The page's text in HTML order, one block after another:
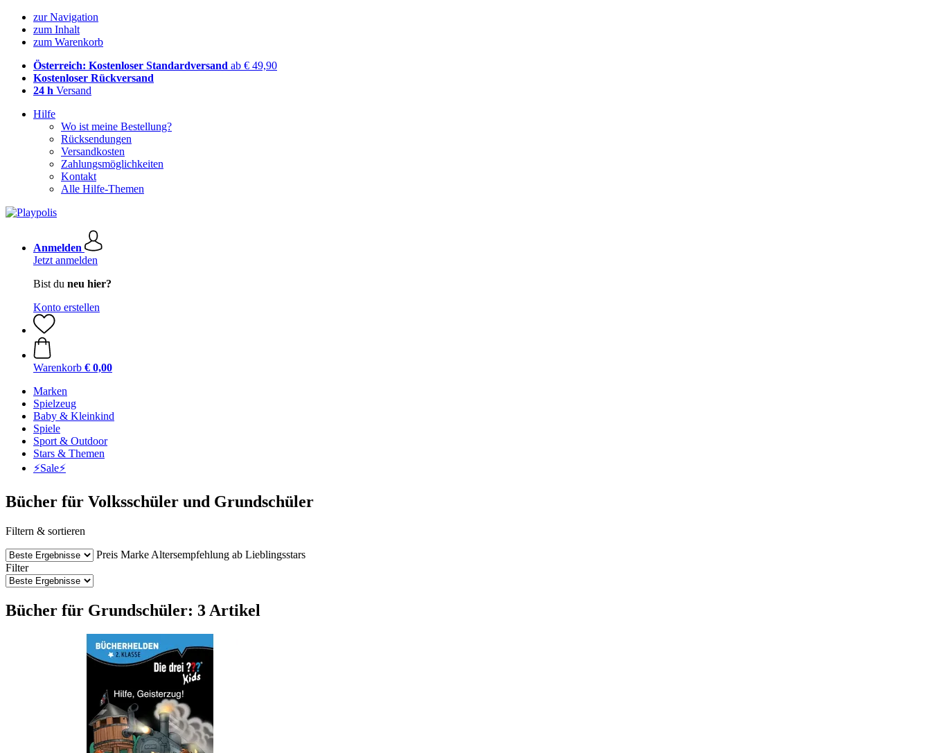
zur Navigation
zum Inhalt
zum Warenkorb
Österreich: Kostenloser Standardversand ab € 49,90
Kostenloser Rückversand
24 h Versand
Hilfe
Wo ist meine Bestellung?
Rücksendungen
Versandkosten
Zahlungsmöglichkeiten
Kontakt
Alle Hilfe-Themen
Anmelden
Jetzt anmelden
Bist du neu hier?
Konto erstellen
Warenkorb € 0,00
Marken
Spielzeug
Baby & Kleinkind
Spiele
Sport & Outdoor
Stars & Themen
⚡️Sale⚡️
Bücher für Volksschüler und Grundschüler
Filtern & sortieren
Preis Marke Altersempfehlung ab Lieblingsstars
Filter
Bücher für Grundschüler: 3 Artikel